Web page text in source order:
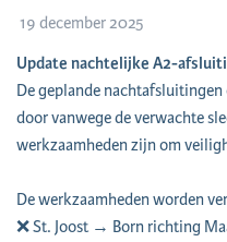
19 december 2025
Update nachtelijke A2-
De geplande
door vanwege de verwachte
werkzaamheden zijn om
De werkzaamheden worden
❌ St. Joost → Born richting